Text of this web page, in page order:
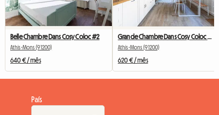
Belle Chambre Dans Cosy Coloc #2
Athis-Mons (91200)
640 € / mês
Athis-Mons (91200)
620 € / mês
País